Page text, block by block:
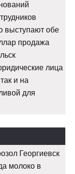
выступают обе
продажа
лица
и на
для
Георгиевск
молоко в